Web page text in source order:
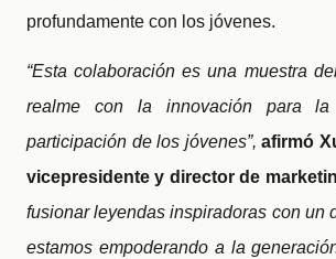
profundamente con los jóvenes.
“Esta colaboración es una muestra
realme con la innovación para
participación de los jóvenes”, afirmó
vicepresidente y director de
fusionar leyendas inspiradoras con un
estamos empoderando a la